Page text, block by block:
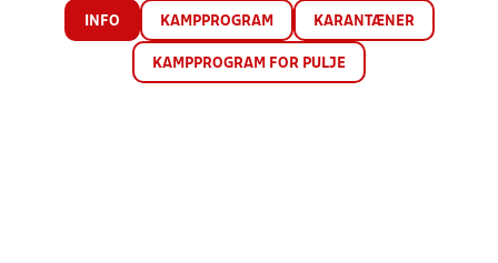
INFO KAMPPROGRAM KARANTÆNER
KAMPPROGRAM FOR PULJE